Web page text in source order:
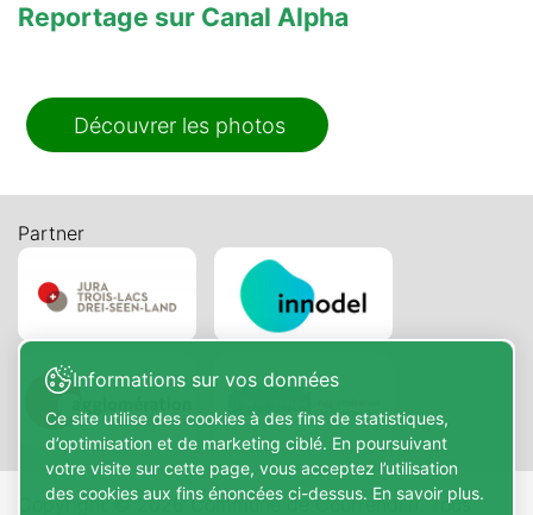
Reportage sur Canal Alpha
Découvrer les photos
Partner
Copyright © 2026 Commune de Courrendlin. Tous
Informations sur vos données
Ce site utilise des cookies à des fins de statistiques,
d’optimisation et de marketing ciblé. En poursuivant
votre visite sur cette page, vous acceptez l’utilisation
des cookies aux fins énoncées ci-dessus. En savoir plus.